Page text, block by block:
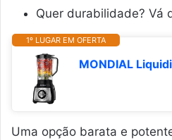
Quer durabilidade? Vá
1º LUGAR EM OFERTA
Uma opção barata e